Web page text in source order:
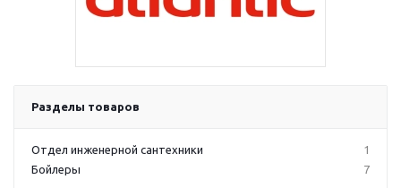
Разделы товаров
Отдел инженерной сантехники
1
Бойлеры
7